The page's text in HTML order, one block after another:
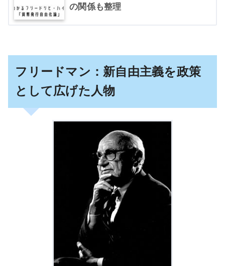
の関係も整理
フリードマン：新自由主義を政策
として広げた人物